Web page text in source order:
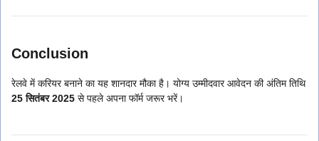
Conclusion
रेलवे में करियर बनाने का यह शानदार मौका है। योग्य उम्मीदवार आवेदन की अंतिम तिथि
25 सितंबर 2025 से पहले अपना फॉर्म जरूर भरें।